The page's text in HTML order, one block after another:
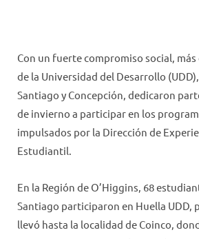
Con un fuerte compromiso social,
de la Universidad del Desarrollo
Santiago y Concepción, dedicaron
de invierno a participar en los
impulsados por la Dirección de
Estudiantil.
En la Región de O’Higgins, 68
Santiago participaron en Huella UDD,
llevó hasta la localidad de Coinco,